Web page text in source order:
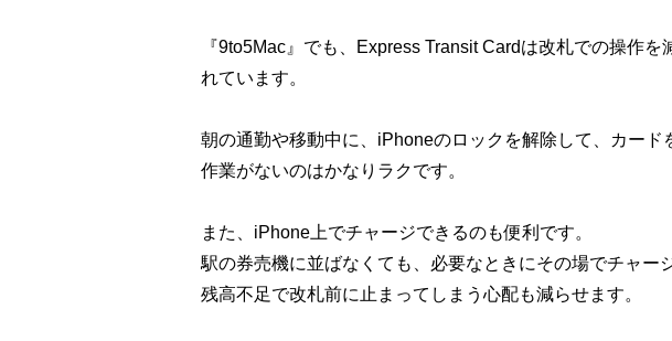
『9to5Mac』でも、Express Transit Cardは改札での操作
れています。
朝の通勤や移動中に、iPhoneのロックを解除して、カー
作業がないのはかなりラクです。
また、iPhone上でチャージできるのも便利です。
駅の券売機に並ばなくても、必要なときにその場でチャー
残高不足で改札前に止まってしまう心配も減らせます。